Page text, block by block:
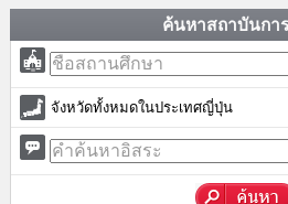
ค้นหาสถาบันกา
จังหวัดทั้งหมดในประเทศญี่ปุ่น